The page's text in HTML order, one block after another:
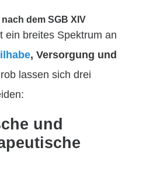
dem SGB XIV
ein breites Spektrum an
, Versorgung und
lassen sich drei
und